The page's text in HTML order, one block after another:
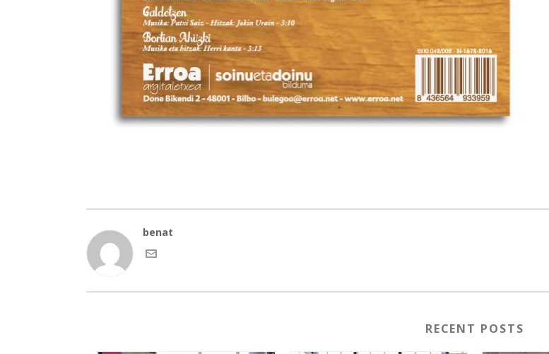
benat
RECENT POSTS